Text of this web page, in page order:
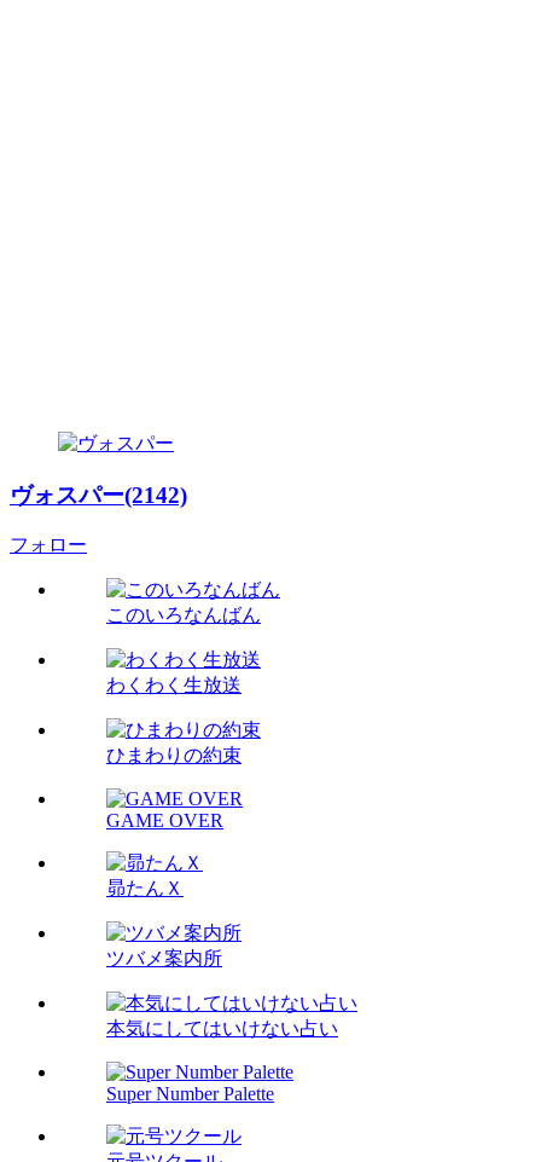
ヴォスパー(2142)
フォロー
このいろなんばん
わくわく生放送
ひまわりの約束
GAME OVER
昴たんＸ
ツバメ案内所
本気にしてはいけない占い
Super Number Palette